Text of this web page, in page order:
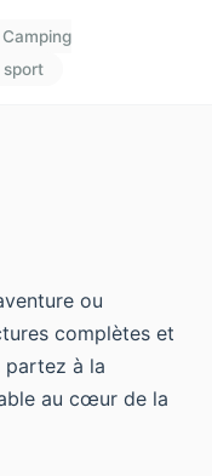
Camping
sport
ou
complètes et
partez à la
au cœur de la